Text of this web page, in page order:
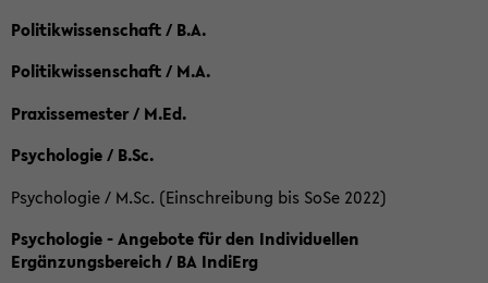
Politikwissenschaft / B.A.
Politikwissenschaft / M.A.
Praxissemester / M.Ed.
Psychologie / B.Sc.
Psychologie / M.Sc. (Einschreibung bis SoSe 2022)
Psychologie - Angebote für den Individuellen
Ergänzungsbereich / BA IndiErg